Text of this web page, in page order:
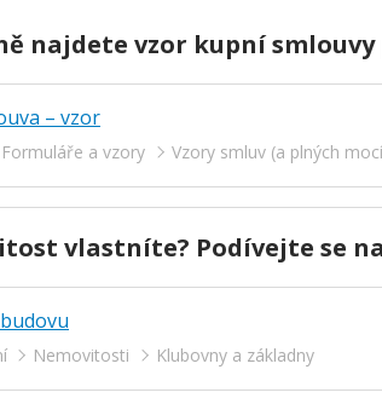
najdete vzor kupní
– vzor
Formuláře a vzory Vzory smluv (a plných
vlastníte? Podívejte se
Nemovitosti Klubovny a základny